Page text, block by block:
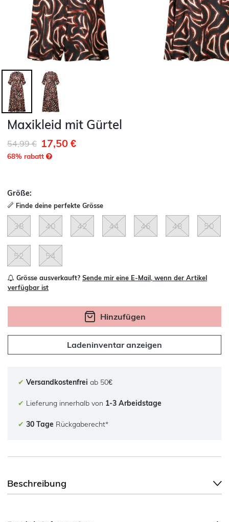
Maxikleid mit Gürtel
Reduziert von
54,99 €auf17,50 €
68% rabatt
Größe:
Finde deine perfekte Grösse
38 40 42 44 46 48 50
52 54
Grösse ausverkauft? Sende mir eine E-Mail, wenn der Artikel
verfügbar ist
Hinzufügen
Ladeninventar anzeigen
✔ Versandkostenfrei ab 50€
✔ Lieferung innerhalb von 1-3 Arbeidstage
✔ 30 Tage Rückgaberecht*
Beschreibung